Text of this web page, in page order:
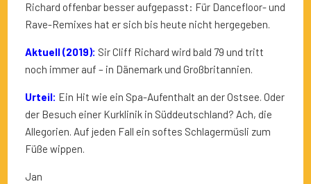
Richard offenbar besser aufgepasst: Für Dancefloor- und
Rave-Remixes hat er sich bis heute nicht hergegeben.
Aktuell (2019): Sir Cliff Richard wird bald 79 und tritt
noch immer auf – in Dänemark und Großbritannien.
Urteil: Ein Hit wie ein Spa-Aufenthalt an der Ostsee. Oder
der Besuch einer Kurklinik in Süddeutschland? Ach, die
Allegorien. Auf jeden Fall ein softes Schlagermüsli zum
Füße wippen.
Jan